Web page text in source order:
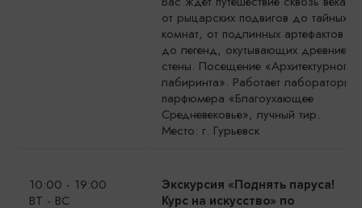
от рыцарских подвигов до тайных
комнат, от подлинных артефактов
до легенд, окутывающих древние
стены. Посещение «Архитектурного
лабиринта». Работает лаборатория
парфюмера «Благоухающее
Средневековье», лучный тир.
Место: г. Гурьевск
10:00 - 19:00
ВТ - ВС
Экскурсия «Поднять паруса!
Курс на искусство» по